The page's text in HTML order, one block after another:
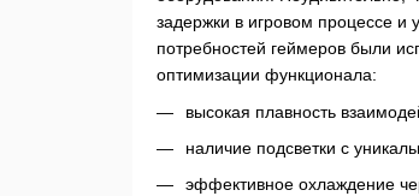
задержки в игровом процессе и
потребностей геймеров были
оптимизации функционала:
высокая плавность
наличие подсветки с
эффективное охлаждение